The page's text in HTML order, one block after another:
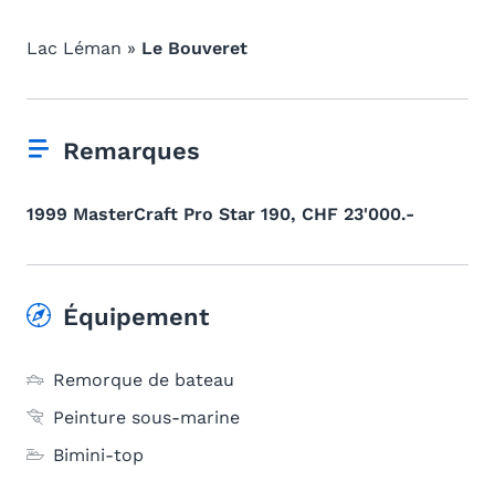
Lac Léman » Le Bouveret
Remarques
1999 MasterCraft Pro Star 190, CHF 23'000.-
Équipement
Remorque de bateau
Peinture sous-marine
Bimini-top